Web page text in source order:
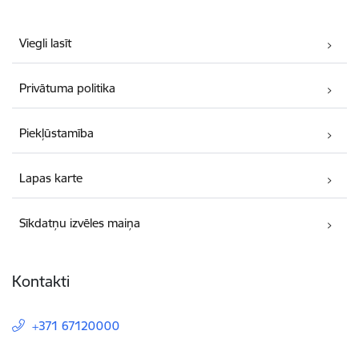
Viegli lasīt
Privātuma politika
Piekļūstamība
Lapas karte
Sīkdatņu izvēles maiņa
Kontakti
+371 67120000